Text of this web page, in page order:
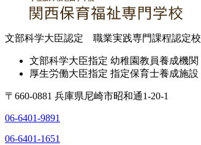
文部科学大臣認定 職業実践専門課程認定校
文部科学大臣指定 幼稚園教員養成機関
厚生労働大臣指定 指定保育士養成施設
〒660-0881 兵庫県尼崎市昭和通1-20-1
06-6401-9891
06-6401-1651